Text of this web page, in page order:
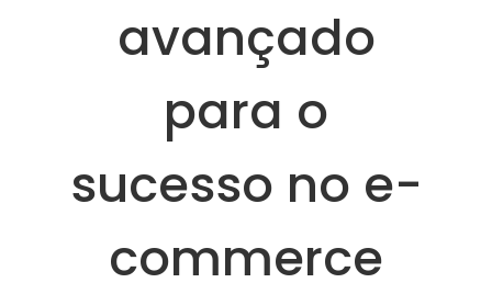
avançado
para o
sucesso no e-
commerce